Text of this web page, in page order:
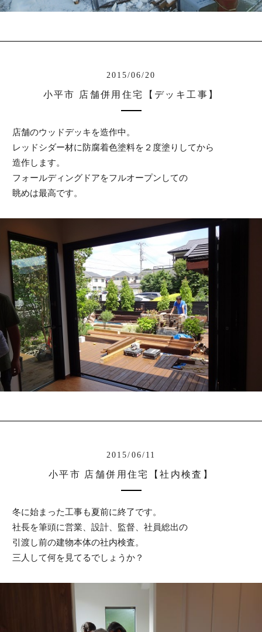
2015/06/20
小平市 店舗併用住宅【デッキ工事】
店舗のウッドデッキを造作中。
レッドシダー材に防腐着色塗料を２度塗りしてから
造作します。
フォールディングドアをフルオープンしての
眺めは最高です。
2015/06/11
小平市 店舗併用住宅【社内検査】
冬に始まった工事も夏前に終了です。
社長を筆頭に営業、設計、監督、社員総出の
引渡し前の建物本体の社内検査。
三人して何を見てるでしょうか？